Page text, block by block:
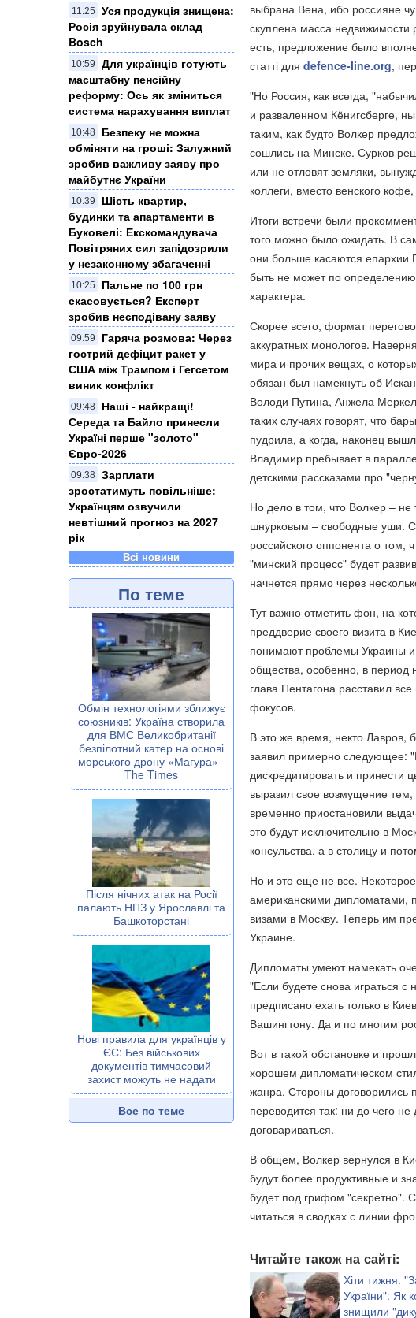
11:25
Уся продукція знищена:
Росія зруйнувала склад
Bosch
10:59
Для українців готують
масштабну пенсійну
реформу: Ось як зміниться
система нарахування виплат
10:48
Безпеку не можна
обміняти на гроші: Залужний
зробив важливу заяву про
майбутнє України
10:39
Шість квартир,
будинки та апартаменти в
Буковелі: Екскомандувача
Повітряних сил запідозрили
у незаконному збагаченні
10:25
Пальне по 100 грн
скасовується? Експерт
зробив несподівану заяву
09:59
Гаряча розмова: Через
гострий дефіцит ракет у
США між Трампом і Гегсетом
виник конфлікт
09:48
Наші - найкращі!
Середа та Байло принесли
Україні перше "золото"
Євро-2026
09:38 Зарплати
зростатимуть повільніше:
Українцям озвучили
невтішний прогноз на 2027
рік
Всі новини
По теме
Обмін технологіями зближує
союзників: Україна створила
для ВМС Великобританії
безпілотний катер на основі
морського дрону «Магура» -
The Times
Після нічних атак на Росії
палають НПЗ у Ярославлі та
Башкоторстані
Нові правила для українців у
ЄС: Без військових
документів тимчасовий
захист можуть не надати
Все по теме
выбрана Вена, ибо россияне
скуплена масса
есть, предложение было
статті для defence-line.org,
"Но Россия, как всегда,
и разваленном Кёнигсберге,
таким, как будто Волкер
сошлись на Минске. Сурков
или не отловят земляки,
коллеги, вместо венского
Итоги встречи были
того можно было ожидать. В
они больше касаются епархии
быть не может по
характера.
Скорее всего, формат
аккуратных монологов.
мира и прочих вещах, о
обязан был намекнуть об
Володи Путина, Анжела
таких случаях говорят, что
пудрила, а когда, наконец
Владимир пребывает в
детскими рассказами про
Но дело в том, что Волкер – не
шнурковым – свободные уши.
российского оппонента о том,
"минский процесс" будет
начнется прямо через
Тут важно отметить фон, на
преддверие своего визита в
понимают проблемы Украины и
общества, особенно, в период
глава Пентагона расставил
фокусов.
В это же время, некто Лавров,
заявил примерно следующее:
дискредитировать и принести
выразил свое возмущение
временно приостановили
это будут исключительно в
консульства, а в столицу и
Но и это еще не все.
американскими дипломатами,
визами в Москву. Теперь им
Украине.
Дипломаты умеют намекать
"Если будете снова играться
предписано ехать только в
Вашингтону. Да и по многим
Вот в такой обстановке и
хорошем дипломатическом
жанра. Стороны договорились
переводится так: ни до чего
договариваться.
В общем, Волкер вернулся в
будут более продуктивные и
будет под грифом "секретно".
читаться в сводках с линии
Читайте також на сайті:
Хіти тижня.
України": Як
знищили